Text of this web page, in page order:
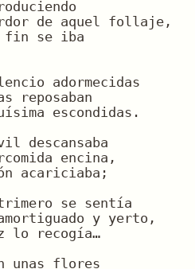
de aquel follaje,
fin se iba
adormecidas
reposaban
escondidas.
descansaba
encina,
acariciaba;
se sentía
y yerto,
lo recogía…
unas flores